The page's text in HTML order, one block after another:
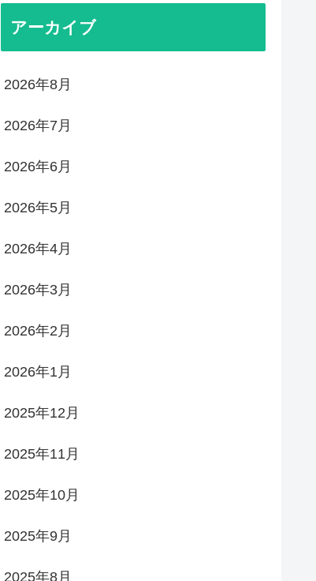
アーカイブ
2026年8月
2026年7月
2026年6月
2026年5月
2026年4月
2026年3月
2026年2月
2026年1月
2025年12月
2025年11月
2025年10月
2025年9月
2025年8月